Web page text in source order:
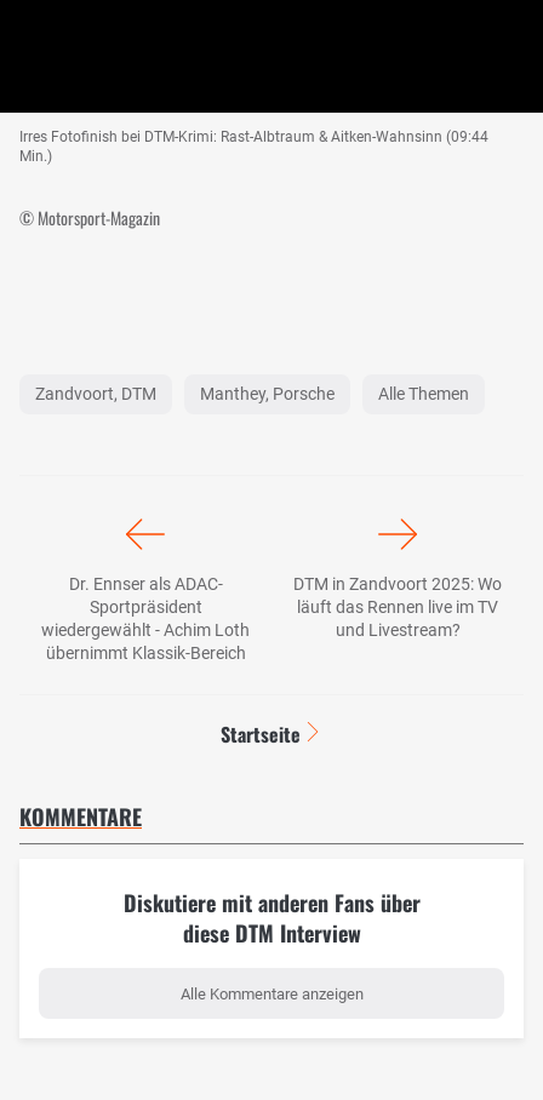
Irres Fotofinish bei DTM-Krimi: Rast-Albtraum & Aitken-Wahnsinn (09:44
Min.)
© Motorsport-Magazin
Zandvoort, DTM Manthey, Porsche Alle Themen
Dr. Ennser als ADAC-
Sportpräsident
wiedergewählt - Achim Loth
übernimmt Klassik-Bereich
DTM in Zandvoort 2025: Wo
läuft das Rennen live im TV
und Livestream?
Startseite
KOMMENTARE
Diskutiere mit anderen Fans über
diese DTM Interview
Alle Kommentare anzeigen